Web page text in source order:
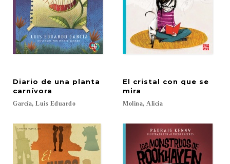
Diario de una planta
carnívora
García, Luis Eduardo
El cristal con que se
mira
Molina, Alicia